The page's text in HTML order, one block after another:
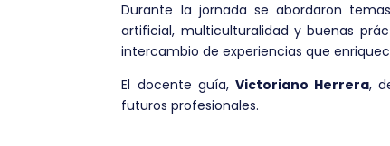
Durante la jornada se abordaron
artificial, multiculturalidad y buenas
intercambio de experiencias que
El docente guía, Victoriano Herrera,
futuros profesionales.